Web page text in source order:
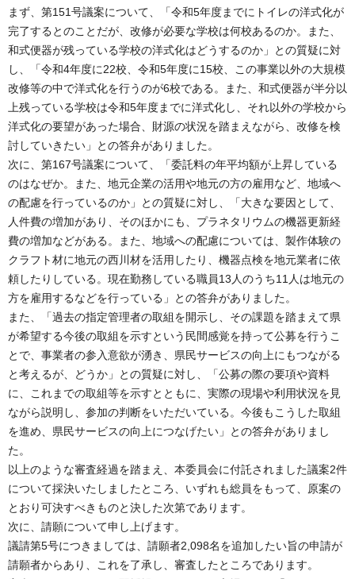
まず、第151号議案について、「令和5年度までにトイレの洋式化が
完了するとのことだが、改修が必要な学校は何校あるのか。また、
和式便器が残っている学校の洋式化はどうするのか」との質疑に対
し、「令和4年度に22校、令和5年度に15校、この事業以外の大規模
改修等の中で洋式化を行うのが6校である。また、和式便器が半分以
上残っている学校は令和5年度までに洋式化し、それ以外の学校から
洋式化の要望があった場合、財源の状況を踏まえながら、改修を検
討していきたい」との答弁がありました。
次に、第167号議案について、「委託料の年平均額が上昇している
のはなぜか。また、地元企業の活用や地元の方の雇用など、地域へ
の配慮を行っているのか」との質疑に対し、「大きな要因として、
人件費の増加があり、そのほかにも、プラネタリウムの機器更新経
費の増加などがある。また、地域への配慮については、製作体験の
クラフト材に地元の西川材を活用したり、機器点検を地元業者に依
頼したりしている。現在勤務している職員13人のうち11人は地元の
方を雇用するなどを行っている」との答弁がありました。
また、「過去の指定管理者の取組を開示し、その課題を踏まえて県
が希望する今後の取組を示すという民間感覚を持って公募を行うこ
とで、事業者の参入意欲が湧き、県民サービスの向上にもつながる
と考えるが、どうか」との質疑に対し、「公募の際の要項や資料
に、これまでの取組等を示すとともに、実際の現場や利用状況を見
ながら説明し、参加の判断をいただいている。今後もこうした取組
を進め、県民サービスの向上につなげたい」との答弁がありまし
た。
以上のような審査経過を踏まえ、本委員会に付託されました議案2件
について採決いたしましたところ、いずれも総員をもって、原案の
とおり可決すべきものと決した次第であります。
次に、請願について申し上げます。
議請第5号につきましては、請願者2,098名を追加したい旨の申請が
請願者からあり、これを了承し、審査したところであります。